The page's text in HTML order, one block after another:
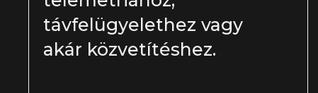
távfelügyelethez vagy
akár közvetítéshez.